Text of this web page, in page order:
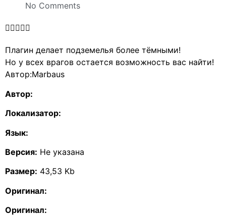
No Comments

Плагин делает подземелья более тёмными!
Но у всех врагов остается возможность вас найти!
Автор:Marbaus
Автор:
Локализатор:
Язык:
Версия: Не указана
Размер: 43,53 Kb
Оригинал:
Оригинал: